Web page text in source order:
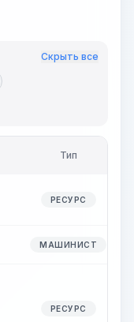
Скрыть все
Тип
РЕСУРС
МАШИНИСТ
РЕСУРС